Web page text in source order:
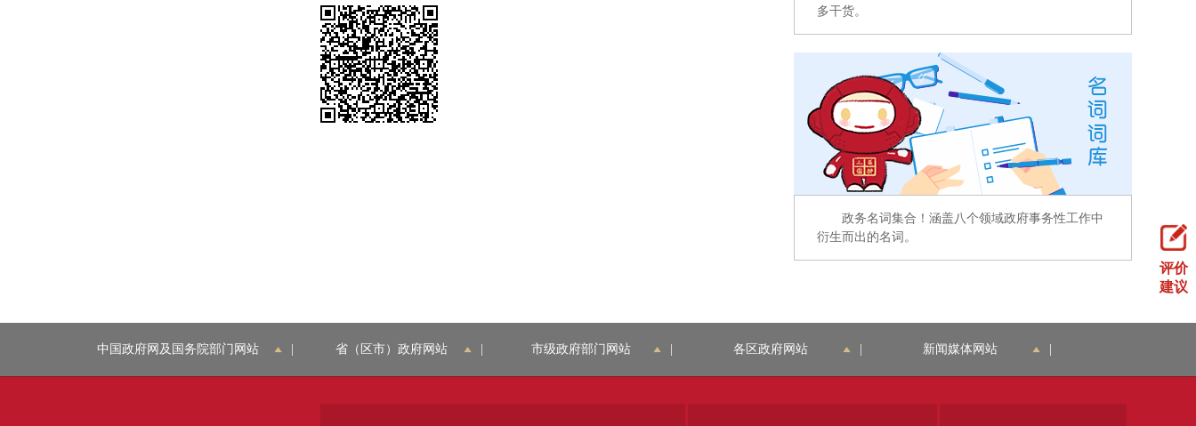
多干货。
政务名词集合！涵盖八个领域政府事务性工作中
衍生而出的名词。
评价
建议
中国政府网及国务院部门网站 省（区市）政府网站 市级政府部门网站 各区政府网站 新闻媒体网站